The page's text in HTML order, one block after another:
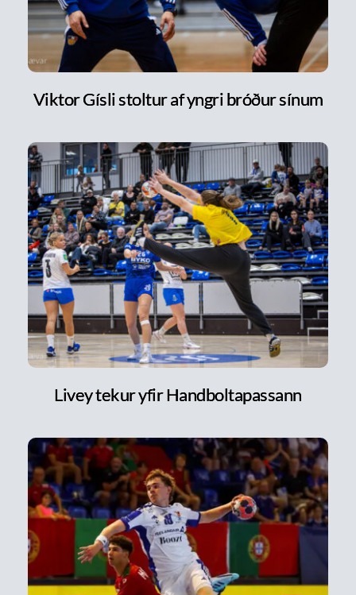
Viktor Gísli stoltur af yngri bróður sínum
Livey tekur yfir Handboltapassann